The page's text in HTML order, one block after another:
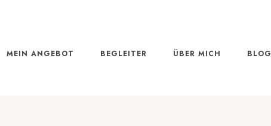
MEIN ANGEBOT BEGLEITER ÜBER MICH BLOG